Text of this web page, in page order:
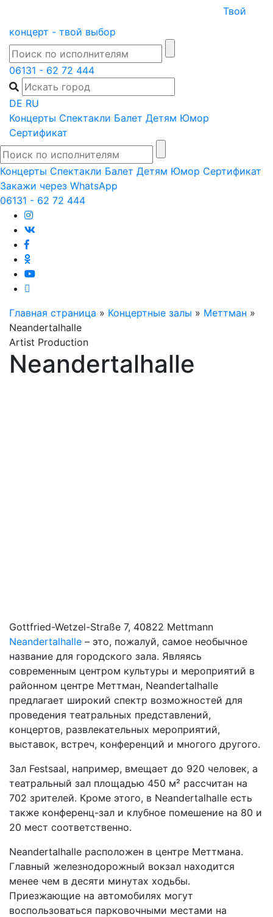
content
Твой
концерт - твой выбор
06131 - 62 72 444
DE RU
Концерты Спектакли Балет Детям Юмор
Сертификат
Концерты Спектакли Балет Детям Юмор Сертификат
Закажи через WhatsApp
06131 - 62 72 444
Главная страница » Концертные залы » Меттман »
Neandertalhalle
Artist Production
Neandertalhalle
Gottfried-Wetzel-Straße 7, 40822 Mettmann
Neandertalhalle – это, пожалуй, самое необычное
название для городского зала. Являясь
современным центром культуры и мероприятий в
районном центре Меттман, Neandertalhalle
предлагает широкий спектр возможностей для
проведения театральных представлений,
концертов, развлекательных мероприятий,
выставок, встреч, конференций и многого другого.
Зал Festsaal, например, вмещает до 920 человек, а
театральный зал площадью 450 м² рассчитан на
702 зрителей. Кроме этого, в Neandertalhalle есть
также конференц-зал и клубное помешение на 80 и
20 мест соответственно.
Neandertalhalle расположен в центре Меттмана.
Главный железнодорожный вокзал находится
менее чем в десяти минутах ходьбы.
Приезжающие на автомобилях могут
воспользоваться парковочными местами на